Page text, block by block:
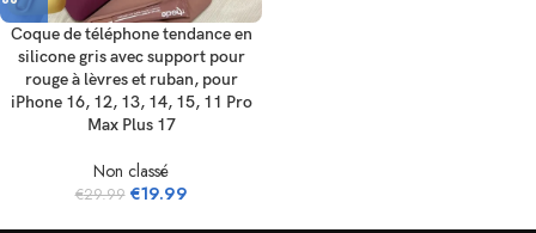
Coque de téléphone tendance en
silicone gris avec support pour
rouge à lèvres et ruban, pour
iPhone 16, 12, 13, 14, 15, 11 Pro
Max Plus 17
Non classé
€29.99 €19.99